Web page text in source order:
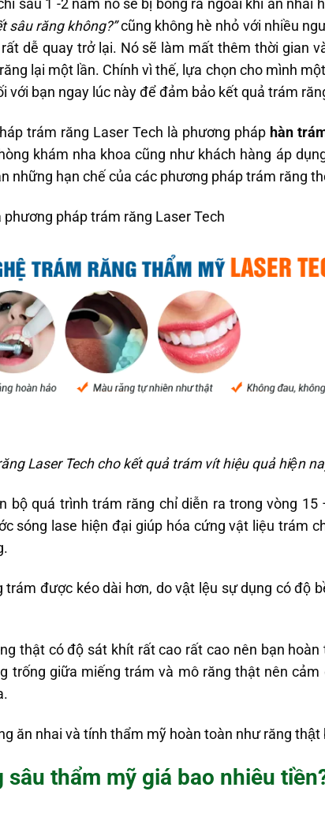
sau 1 -2 năm nó sẽ bị bong ra ngoài khi ăn nhai
sâu răng không?”cũng không hè nhỏ với nhiều
dễ quay trở lại. Nó sẽ làm mất thêm thời gian
lại một lần. Chính vì thế, lựa chọn cho mình
với bạn ngay lúc này để đảm bảo kết quả trám
trám răng Laser Tech là phương pháp hàn
khám nha khoa cũng như khách hàng áp
những hạn chế của các phương pháp trám răng
pháp trám răng Laser Tech
Laser Tech cho kết quả trám vít hiệu quả hiện
bộ quá trình trám răng chỉ diễn ra trong vòng
sóng lase hiện đại giúp hóa cứng vật liệu trám
trám được kéo dài hơn, do vật lệu sự dụng có độ
thật có độ sát khít rất cao rất cao nên bạn
trống giữa miếng trám và mô răng thật nên
ăn nhai và tính thẩm mỹ hoàn toàn như răng thật
sâu thẩm mỹ giá bao nhiêu